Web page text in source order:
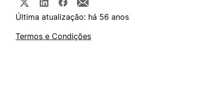
Última atualização: há 56 anos
Termos e Condições